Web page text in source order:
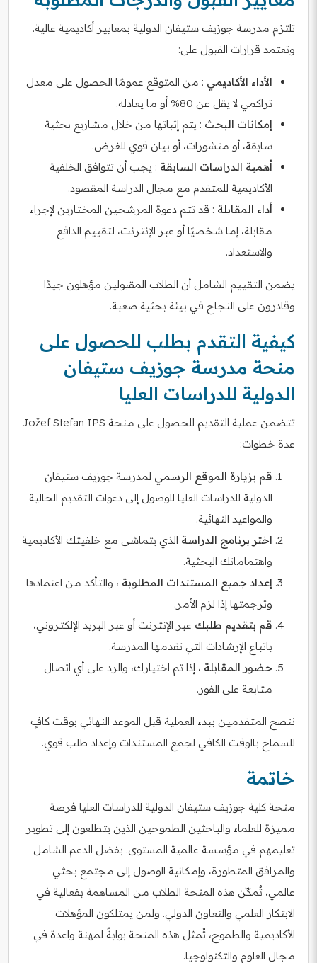
تلتزم مدرسة جوزيف ستيفان الدولية بمعايير أكاديمية عالية.
وتعتمد قرارات القبول على:
الأداء الأكاديمي : من المتوقع عمومًا الحصول على معدل
تراكمي لا يقل عن 80% أو ما يعادله.
إمكانات البحث : يتم إثباتها من خلال مشاريع بحثية
سابقة، أو منشورات، أو بيان قوي للغرض.
أهمية الدراسات السابقة : يجب أن تتوافق الخلفية
الأكاديمية للمتقدم مع مجال الدراسة المقصود.
أداء المقابلة : قد تتم دعوة المرشحين المختارين لإجراء
مقابلة، إما شخصيًا أو عبر الإنترنت، لتقييم الدافع
والاستعداد.
يضمن التقييم الشامل أن الطلاب المقبولين مؤهلون جيدًا
وقادرون على النجاح في بيئة بحثية صعبة.
كيفية التقدم بطلب للحصول على
منحة مدرسة جوزيف ستيفان
الدولية للدراسات العليا
تتضمن عملية التقديم للحصول على منحة Jožef Stefan IPS
عدة خطوات:
قم بزيارة الموقع الرسمي لمدرسة جوزيف ستيفان
الدولية للدراسات العليا للوصول إلى دعوات التقديم الحالية
والمواعيد النهائية.
اختر برنامج الدراسة الذي يتماشى مع خلفيتك الأكاديمية
واهتماماتك البحثية.
إعداد جميع المستندات المطلوبة ، والتأكد من اعتمادها
وترجمتها إذا لزم الأمر.
قم بتقديم طلبك عبر الإنترنت أو عبر البريد الإلكتروني،
باتباع الإرشادات التي تقدمها المدرسة.
حضور المقابلة ، إذا تم اختيارك، والرد على أي اتصال
متابعة على الفور.
ننصح المتقدمين ببدء العملية قبل الموعد النهائي بوقت كافٍ
للسماح بالوقت الكافي لجمع المستندات وإعداد طلب قوي.
خاتمة
منحة كلية جوزيف ستيفان الدولية للدراسات العليا فرصة
مميزة للعلماء والباحثين الطموحين الذين يتطلعون إلى تطوير
تعليمهم في مؤسسة عالمية المستوى. بفضل الدعم الشامل
والمرافق المتطورة، وإمكانية الوصول إلى مجتمع بحثي
عالمي، تُمكّن هذه المنحة الطلاب من المساهمة بفعالية في
الابتكار العلمي والتعاون الدولي. ولمن يمتلكون المؤهلات
الأكاديمية والطموح، تُمثل هذه المنحة بوابةً لمهنة واعدة في
مجال العلوم والتكنولوجيا.